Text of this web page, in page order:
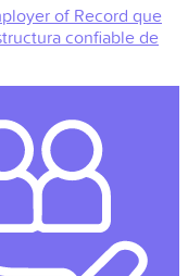
of Record que
confiable de